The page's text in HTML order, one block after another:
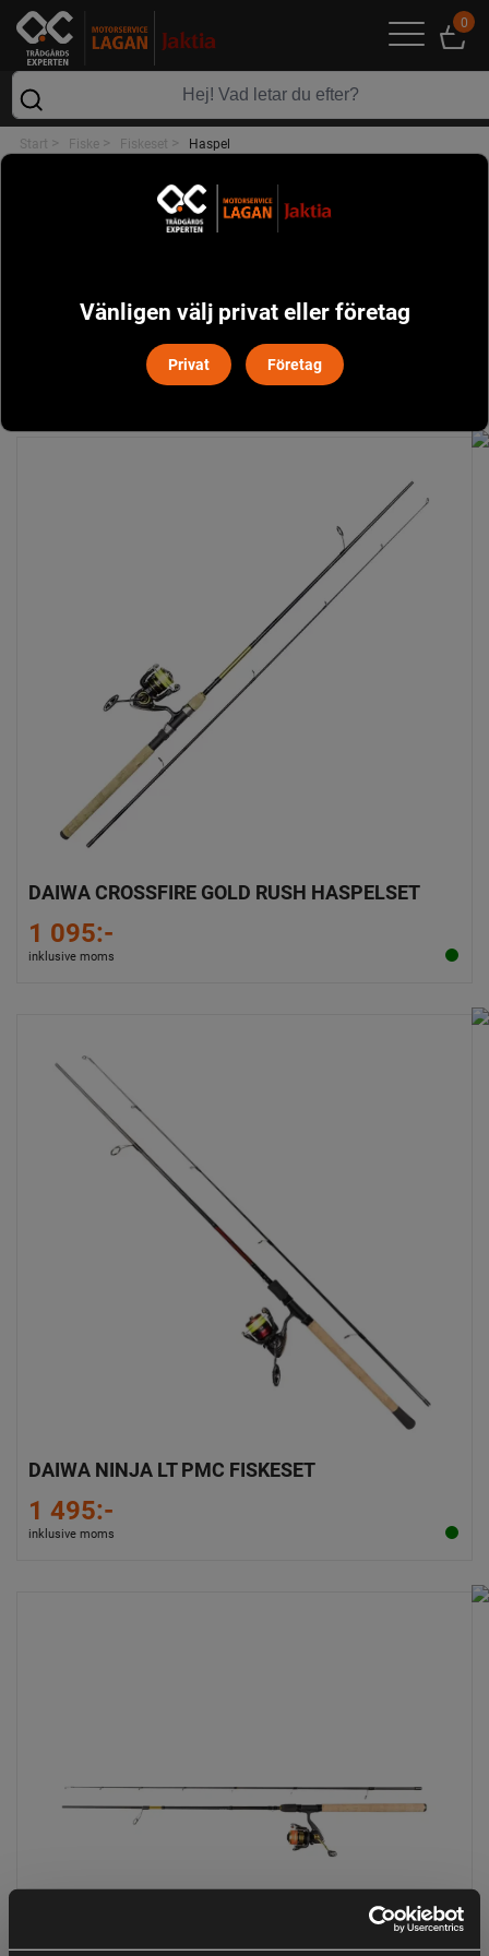
0
Start > Fiske > Fiskeset > Haspel
HASPEL
Filtrera
DAIWA CROSSFIRE GOLD RUSH HASPELSET
1 095:-
inklusive moms
DAIWA NINJA LT PMC FISKESET
1 495:-
inklusive moms
Vänligen välj privat eller företag
Privat Företag